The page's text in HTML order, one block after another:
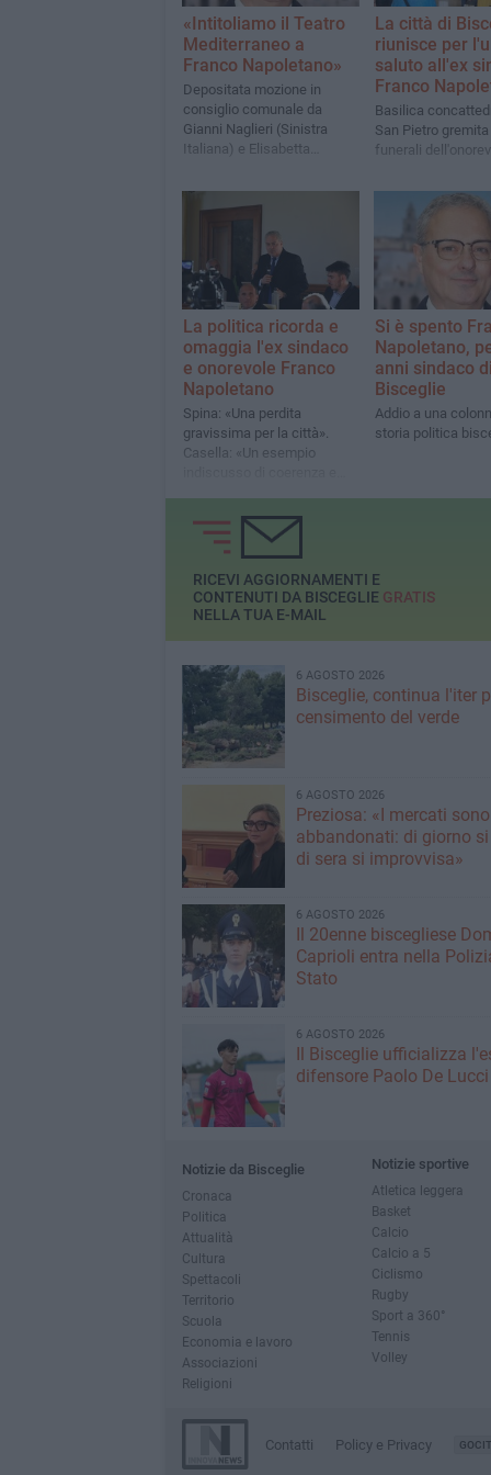
«Intitoliamo il Teatro
Mediterraneo a
Franco Napoletano»
Depositata mozione in
consiglio comunale da
Gianni Naglieri (Sinistra
Italiana) e Elisabetta
Democratico)
La città di
riunisce per
saluto all'ex
Franco
Basilica
San Pietro gremita
funerali
La politica ricorda e
omaggia l'ex sindaco
e onorevole Franco
Napoletano
Spina: «Una perdita
gravissima per la città».
Casella: «Un esempio
Si è spento
Napoletano,
anni sindaco di
Bisceglie
Addio a una
storia politica
RICEVI AGGIORNAMENTI E
CONTENUTI DA BISCEGLIE GRATIS
NELLA TUA E-MAIL
6 AGOSTO 2026
Bisceglie, continua l'iter
censimento del verde
6 AGOSTO 2026
Preziosa: «I mercati sono
abbandonati: di giorno si
di sera si improvvisa»
6 AGOSTO 2026
Il 20enne biscegliese
Caprioli entra nella
Stato
6 AGOSTO 2026
Il Bisceglie ufficializza
difensore Paolo De Lucci
Notizie da Bisceglie
Cronaca
Politica
Attualità
Cultura
Spettacoli
Territorio
Scuola
Economia e lavoro
Associazioni
Religioni
Notizie sportive
Atletica leggera
Basket
Calcio
Calcio a 5
Ciclismo
Rugby
Sport a 360°
Tennis
Volley
Contatti Policy e Privacy